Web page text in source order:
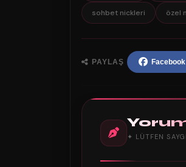
sohbet nickleri özel
PAYLAŞ Facebook
✦ LÜTFEN